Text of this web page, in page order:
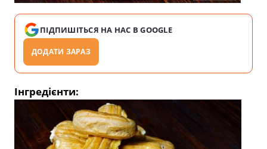
ПІДПИШІТЬСЯ НА НАС В GOOGLE
ДОДАТИ ЗАРАЗ
Інгредієнти: